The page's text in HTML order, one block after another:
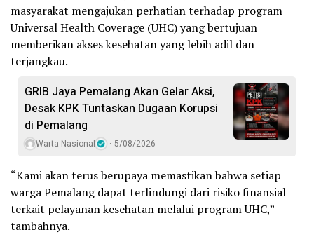
masyarakat mengajukan perhatian terhadap program
Universal Health Coverage (UHC) yang bertujuan
memberikan akses kesehatan yang lebih adil dan
terjangkau.
GRIB Jaya Pemalang Akan Gelar Aksi,
Desak KPK Tuntaskan Dugaan Korupsi
di Pemalang
Warta Nasional 5/08/2026
“Kami akan terus berupaya memastikan bahwa setiap
warga Pemalang dapat terlindungi dari risiko finansial
terkait pelayanan kesehatan melalui program UHC,”
tambahnya.